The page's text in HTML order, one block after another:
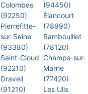
Colombes
(92250)
Pierrefitte-
sur-Seine
(93380)
Saint-Cloud
(92210)
Draveil
(91210)
(94450)
Élancourt
(78990)
Rambouillet
(78120)
Champs-sur-
Marne
(77420)
Les Ulis